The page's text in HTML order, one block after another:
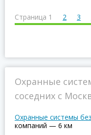
Страница 1
2 3
Охранные
соседних с
Охранные системы
компаний — 6 км